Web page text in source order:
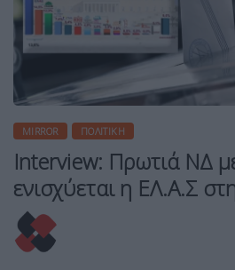
MIRROR ΠΟΛΙΤΙΚΉ
Interview: Πρωτιά ΝΔ
ενισχύεται η ΕΛ.Α.Σ